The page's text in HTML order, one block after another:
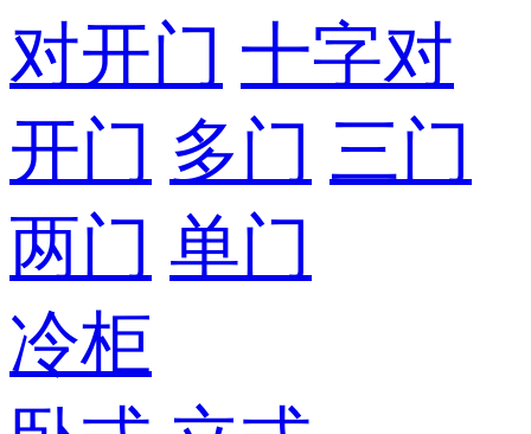
对开门 十字对
开门 多门 三门
两门 单门
冷柜